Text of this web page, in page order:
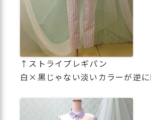
↑ストライプレギパン
白×黒じゃない淡いカラーが逆に